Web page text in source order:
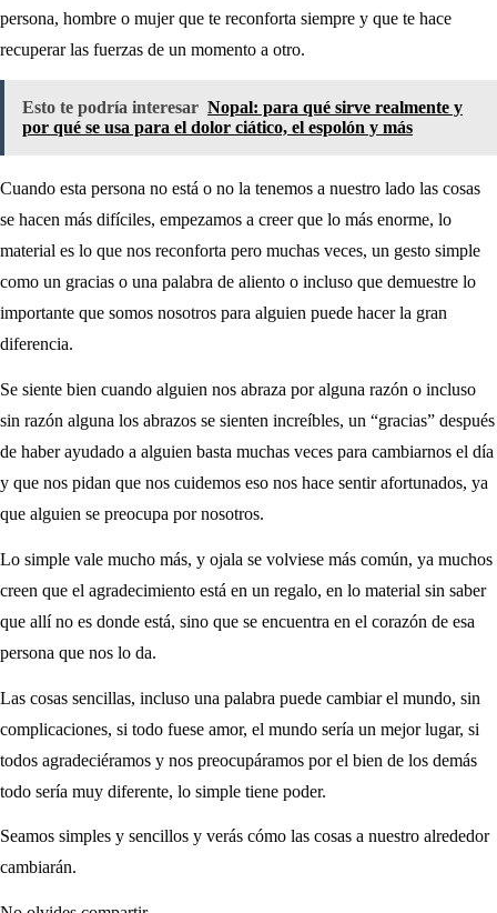
persona, hombre o mujer que te reconforta siempre y que te hace
recuperar las fuerzas de un momento a otro.
Esto te podría interesar Nopal: para qué sirve realmente y
por qué se usa para el dolor ciático, el espolón y más
Cuando esta persona no está o no la tenemos a nuestro lado las cosas
se hacen más difíciles, empezamos a creer que lo más enorme, lo
material es lo que nos reconforta pero muchas veces, un gesto simple
como un gracias o una palabra de aliento o incluso que demuestre lo
importante que somos nosotros para alguien puede hacer la gran
diferencia.
Se siente bien cuando alguien nos abraza por alguna razón o incluso
sin razón alguna los abrazos se sienten increíbles, un “gracias” después
de haber ayudado a alguien basta muchas veces para cambiarnos el día
y que nos pidan que nos cuidemos eso nos hace sentir afortunados, ya
que alguien se preocupa por nosotros.
Lo simple vale mucho más, y ojala se volviese más común, ya muchos
creen que el agradecimiento está en un regalo, en lo material sin saber
que allí no es donde está, sino que se encuentra en el corazón de esa
persona que nos lo da.
Las cosas sencillas, incluso una palabra puede cambiar el mundo, sin
complicaciones, si todo fuese amor, el mundo sería un mejor lugar, si
todos agradeciéramos y nos preocupáramos por el bien de los demás
todo sería muy diferente, lo simple tiene poder.
Seamos simples y sencillos y verás cómo las cosas a nuestro alrededor
cambiarán.